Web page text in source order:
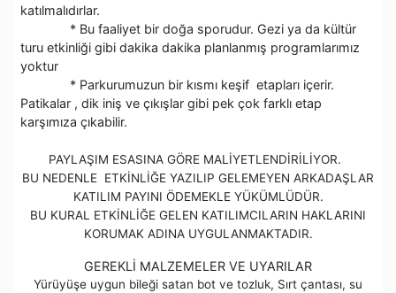
katılmalıdırlar.
* Bu faaliyet bir doğa sporudur. Gezi ya da kültür
turu etkinliği gibi dakika dakika planlanmış programlarımız
yoktur
* Parkurumuzun bir kısmı keşif etapları içerir.
Patikalar , dik iniş ve çıkışlar gibi pek çok farklı etap
karşımıza çıkabilir.
PAYLAŞIM ESASINA GÖRE MALİYETLENDİRİLİYOR.
BU NEDENLE ETKİNLİĞE YAZILIP GELEMEYEN ARKADAŞLAR
KATILIM PAYINI ÖDEMEKLE YÜKÜMLÜDÜR.
BU KURAL ETKİNLİĞE GELEN KATILIMCILARIN HAKLARINI
KORUMAK ADINA UYGULANMAKTADIR.
GEREKLİ MALZEMELER VE UYARILAR
Yürüyüşe uygun bileği satan bot ve tozluk, Sırt çantası, su